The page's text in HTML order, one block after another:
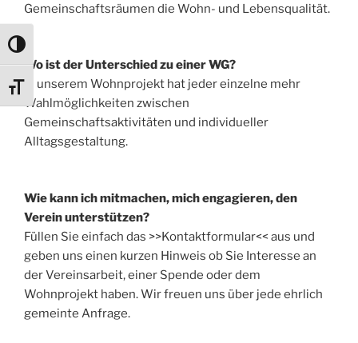
Umschalten auf hohe Kontraste
Schrift vergrößern
Gemeinschaftsräumen die Wohn- und Lebensqualität.
Wo ist der Unterschied zu einer WG?
In unserem Wohnprojekt hat jeder einzelne mehr
Wahlmöglichkeiten zwischen
Gemeinschaftsaktivitäten und individueller
Alltagsgestaltung.
Wie kann ich mitmachen, mich engagieren, den
Verein unterstützen?
Füllen Sie einfach das >>Kontaktformular<< aus und
geben uns einen kurzen Hinweis ob Sie Interesse an
der Vereinsarbeit, einer Spende oder dem
Wohnprojekt haben. Wir freuen uns über jede ehrlich
gemeinte Anfrage.